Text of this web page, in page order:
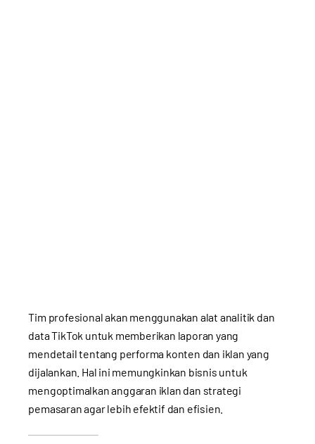
Tim profesional akan menggunakan alat analitik dan
data TikTok untuk memberikan laporan yang
mendetail tentang performa konten dan iklan yang
dijalankan. Hal ini memungkinkan bisnis untuk
mengoptimalkan anggaran iklan dan strategi
pemasaran agar lebih efektif dan efisien.